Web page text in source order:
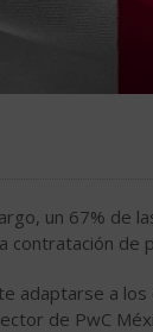
un 67% de
contratación de
adaptarse a
de PwC